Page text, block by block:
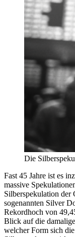
Die
Fast 45 Jahre ist es
massive
Silberspekulation der
sogenannten Silver
Rekordhoch von
Blick auf die
welcher Form sich